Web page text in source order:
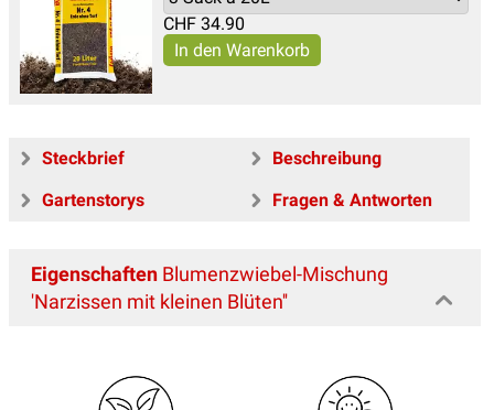
CHF 34.90
Steckbrief
Beschreibung
Gartenstorys
Fragen & Antworten
Eigenschaften Blumenzwiebel-Mischung
'Narzissen mit kleinen Blüten''